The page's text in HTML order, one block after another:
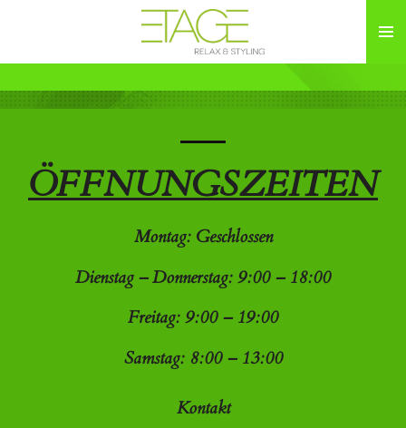
ÖFFNUNGSZEITEN
Montag: Geschlossen
Dienstag – Donnerstag: 9:00 – 18:00
Freitag: 9:00 – 19:00
Samstag: 8:00 – 13:00
Kontakt